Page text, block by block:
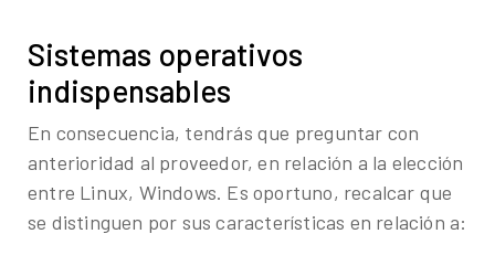
Sistemas operativos
indispensables
En consecuencia, tendrás que preguntar con
anterioridad al proveedor, en relación a la elección
entre Linux, Windows. Es oportuno, recalcar que
se distinguen por sus características en relación a: